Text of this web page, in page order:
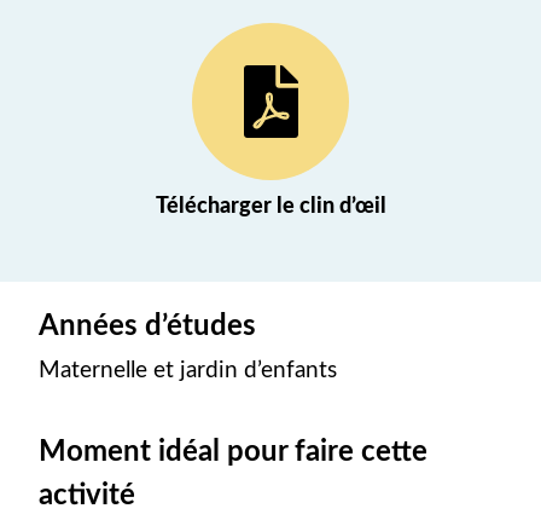
Télécharger le clin d’œil
Années d’études
Maternelle et jardin d’enfants
Moment idéal pour faire cette
activité